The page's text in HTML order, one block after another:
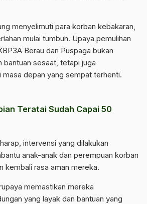
menyelimuti para korban kebakaran,
mulai tumbuh. Upaya pemulihan
Berau dan Puspaga bukan
bantuan sesaat, tetapi juga
depan yang sempat terhenti.
Teratai Sudah Capai 50
intervensi yang dilakukan
anak-anak dan perempuan korban
kembali rasa aman mereka.
memastikan mereka
yang layak dan bantuan yang